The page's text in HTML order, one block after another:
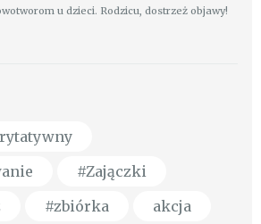
u dzieci. Rodzicu, dostrzeż objawy!
#Zajączki
#zbiórka
akcja